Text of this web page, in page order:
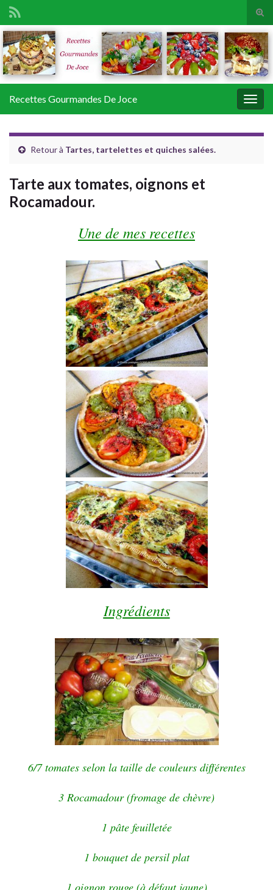
Search for:
Recettes Gourmandes De Joce
Retour à Tartes, tartelettes et quiches salées.
Tarte aux tomates, oignons et
Rocamadour.
Une de mes recettes
Ingrédients
6/7 tomates selon la taille de couleurs différentes
3 Rocamadour (fromage de chèvre)
1 pâte feuilletée
1 bouquet de persil plat
1 oignon rouge (à défaut jaune)